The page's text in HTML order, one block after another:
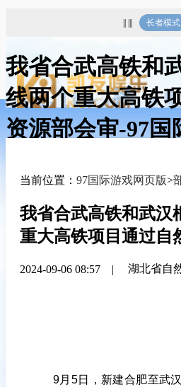
长者模式
我省合武高铁和
线两个重大高铁
资源部会审-97国
当前位置： 97国际游戏网页版>
我省合武高铁和武汉
重大高铁项目通过自
2024-09-06 08:57 | 湖北省自
9月5日，新建合肥至武